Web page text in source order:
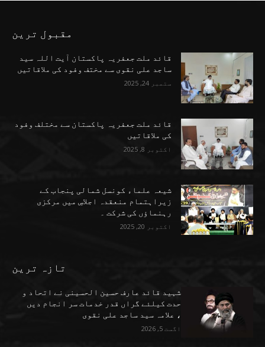
مقبول ترین
قائد ملت جعفریہ پاکستان آیت اللہ سید
ساجد علی نقوی سے مختف وفود کی ملاقاتیں
ستمبر 24, 2025
قائد ملت جعفریہ پاکستان سے مختلف وفود
کی ملاقاتیں
اکتوبر 8, 2025
شیعہ علماء کونسل شمالی پنجاب کے
زیراہتمام منعقدہ اجلاسِ میں مرکزی
رہنماؤں کی شرکت ۔
اکتوبر 20, 2025
تازہ ترین
شہید قائد عارف حسین الحسینی نے اتحاد و
حدت کیلئے گراں قدر خدمات سر انجام دیں
، علامہ سید ساجد علی نقوی
اگست 5, 2026